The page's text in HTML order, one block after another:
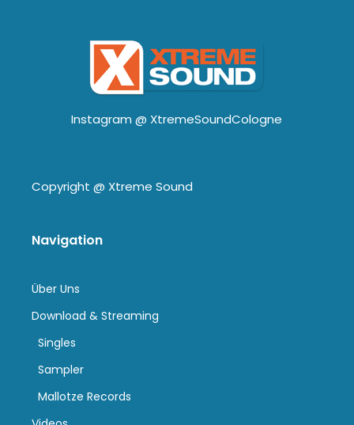
Instagram @ XtremeSoundCologne
Copyright @ Xtreme Sound
Navigation
Über Uns
Download & Streaming
Singles
Sampler
Mallotze Records